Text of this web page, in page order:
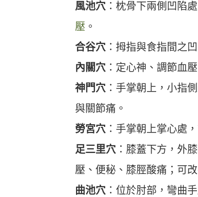
風池穴 ：枕骨下兩側凹陷
壓 。
合谷穴 ：拇指與食指間之
內關穴 ：定心神、調節血
神門穴 ：手掌朝上，小指
與關節痛。
勞宮穴 ：手掌朝上掌心處
足三里穴 ：膝蓋下方，外
壓、便秘、膝脛酸痛；可
曲池穴 ：位於肘部，彎曲